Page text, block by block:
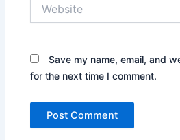
Save my name, email, and
for the next time I comment.